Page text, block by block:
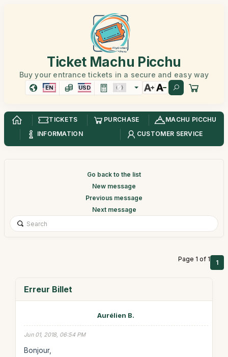
Ticket Machu Picchu
Buy your entrance tickets in a secure and easy way
EN USD
TICKETS PURCHASE
MACHU PICCHU
INFORMATION
CUSTOMER SERVICE
Go back to the list
New message
Previous message
Next message
Page 1 of 1 1
Erreur Billet
Aurélien B.
Jun 01, 2018, 06:54 PM
Bonjour,